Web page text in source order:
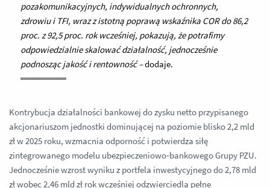
pozakomunikacyjnych, indywidualnych ochronnych,
zdrowiu i TFI, wraz z istotną poprawą wskaźnika COR do 86,2
proc. z 92,5 proc. rok wcześniej, pokazują, że potrafimy
odpowiedzialnie skalować działalność, jednocześnie
podnosząc jakość i rentowność –dodaje.
Kontrybucja działalności bankowej do zysku netto przypisanego
akcjonariuszom jednostki dominującej na poziomie blisko 2,2 mld
zł w 2025 roku, wzmacnia odporność i potwierdza siłę
zintegrowanego modelu ubezpieczeniowo‑bankowego Grupy PZU.
Jednocześnie wzrost wyniku z portfela inwestycyjnego do 2,78 mld
zł wobec 2,46 mld zł rok wcześniej odzwierciedla pełne